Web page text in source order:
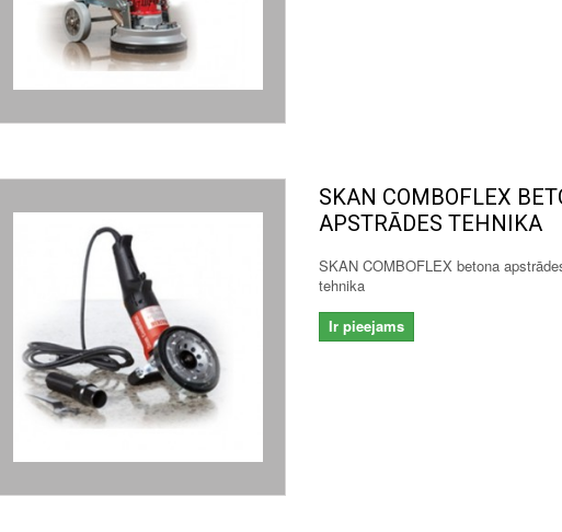
SKAN COMBOFLEX
APSTRĀDES TEHNIKA
SKAN COMBOFLEX betona
tehnika
Ir pieejams